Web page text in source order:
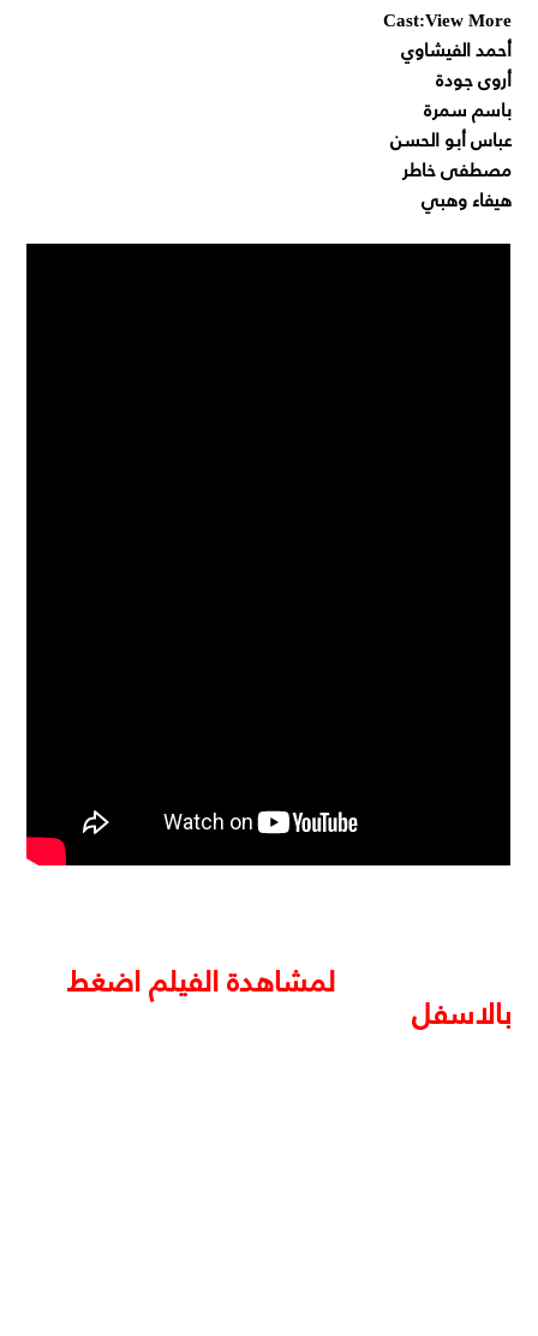
Cast:View More
أحمد الفيشاوي
أروى جودة
باسم سمرة
عباس أبو الحسن
مصطفى خاطر
هيفاء وهبي
لمشاهدة الفيلم اضغط
بالاسفل